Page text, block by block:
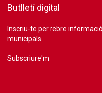
Butlletí digital
Inscriu-te per rebre
municipals.
Subscriure'm